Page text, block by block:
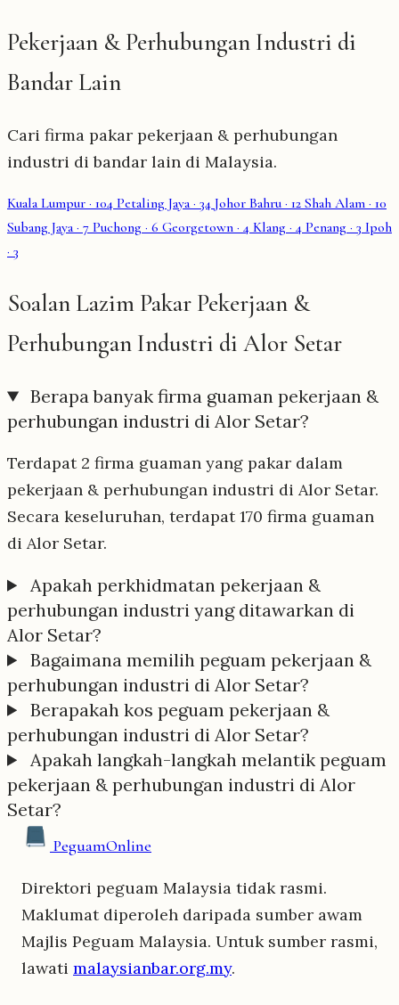
Pekerjaan & Perhubungan Industri di
Bandar Lain
Cari firma pakar pekerjaan & perhubungan
industri di bandar lain di Malaysia.
Kuala Lumpur · 104 Petaling Jaya· 34 Johor Bahru · 12 Shah Alam · 10
Subang Jaya· 7 Puchong · 6 Georgetown · 4 Klang · 4 Penang · 3 Ipoh
· 3
Soalan Lazim Pakar Pekerjaan &
Perhubungan Industri di Alor Setar
Berapa banyak firma guaman pekerjaan &
perhubungan industri di Alor Setar?
Terdapat 2 firma guaman yang pakar dalam
pekerjaan & perhubungan industri di Alor Setar.
Secara keseluruhan, terdapat 170 firma guaman
di Alor Setar.
Apakah perkhidmatan pekerjaan &
perhubungan industri yang ditawarkan di
Alor Setar?
Bagaimana memilih peguam pekerjaan &
perhubungan industri di Alor Setar?
Berapakah kos peguam pekerjaan &
perhubungan industri di Alor Setar?
Apakah langkah-langkah melantik peguam
pekerjaan & perhubungan industri di Alor
Setar?
PeguamOnline
Direktori peguam Malaysia tidak rasmi.
Maklumat diperoleh daripada sumber awam
Majlis Peguam Malaysia. Untuk sumber rasmi,
lawati malaysianbar.org.my.